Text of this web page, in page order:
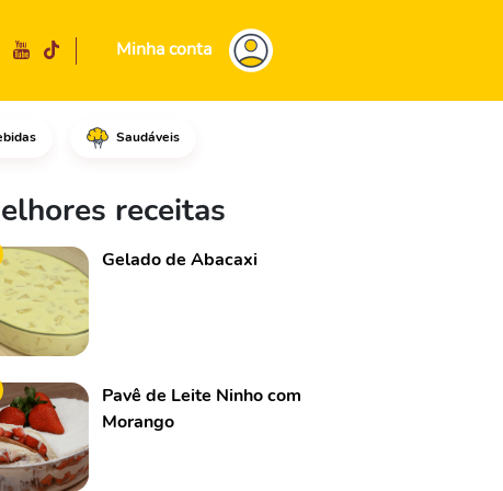
Minha conta
Saudáveis
pão sem
receitas
Gelado de Abacaxi
Pavê de Leite Ninho com
Morango